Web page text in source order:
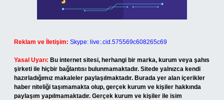
Reklam ve İletişim: Skype: live:.cid.575569c608265c69
Yasal Uyarı: Bu internet sitesi, herhangi bir marka, kurum veya şahıs
şirketi ile hiçbir bağlantısı bulunmamaktadır. Sitede yalnızca kendi
hazırladığımız makaleler paylaşılmaktadır. Burada yer alan içerikler
haber niteliği taşımamakta olup, gerçek kurum ve kişiler hakkında
paylaşım yapılmamaktadır. Gerçek kurum ve kişiler ile isim